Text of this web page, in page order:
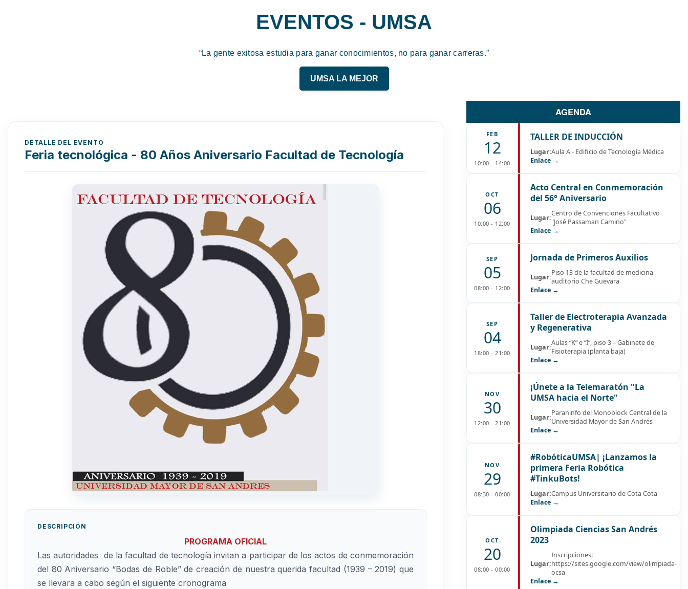
EVENTOS - UMSA
“La gente exitosa estudia para ganar conocimientos, no para ganar carreras.”
UMSA LA MEJOR
DETALLE DEL EVENTO
Feria tecnológica - 80 Años Aniversario Facultad de Tecnología
DESCRIPCIÓN
PROGRAMA OFICIAL
Las autoridades de la facultad de tecnología invitan a participar de los actos de conmemoración
del 80 Aniversario “Bodas de Roble” de creación de nuestra querida facultad (1939 – 2019) que
se llevara a cabo según el siguiente cronograma
AGENDA
FEB
12
10:00 - 14:00
TALLER DE INDUCCIÓN
Lugar:Aula A - Edificio de Tecnología Médica
Enlace →
OCT
06
10:00 - 12:00
Acto Central en Conmemoración
del 56° Aniversario
Lugar:Centro de Convenciones Facultativo
"José Passaman Camino"
Enlace →
SEP
05
08:00 - 12:00
Jornada de Primeros Auxilios
Lugar:Piso 13 de la facultad de medicina
auditorio Che Guevara
Enlace →
SEP
04
18:00 - 21:00
Taller de Electroterapia Avanzada
y Regenerativa
Lugar:Aulas “K” e “I”, piso 3 – Gabinete de
Fisioterapia (planta baja)
Enlace →
NOV
30
12:00 - 21:00
¡Únete a la Telemaratón "La
UMSA hacia el Norte"
Lugar:Paraninfo del Monoblock Central de la
Universidad Mayor de San Andrés
Enlace →
NOV
29
08:30 - 00:00
#RobóticaUMSA| ¡Lanzamos la
primera Feria Robótica
#TinkuBots!
Lugar:Campus Universitario de Cota Cota
Enlace →
OCT
20
08:00 - 00:00
Olimpiada Ciencias San Andrés
2023
Lugar:
Inscripciones:
https://sites.google.com/view/olimpiada-
ocsa
Enlace →